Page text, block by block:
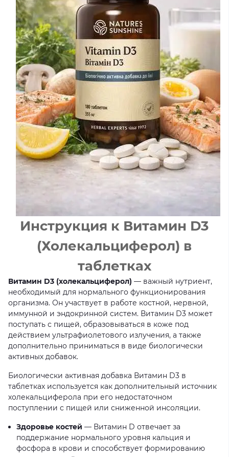
Инструкция к Витамин D3
(Холекальциферол) в
таблетках
Витамин D3 (холекальциферол) — важный нутриент,
необходимый для нормального функционирования
организма. Он участвует в работе костной, нервной,
иммунной и эндокринной систем. Витамин D3 может
поступать с пищей, образовываться в коже под
действием ультрафиолетового излучения, а также
дополнительно приниматься в виде биологически
активных добавок.
Биологически активная добавка Витамин D3 в
таблетках используется как дополнительный источник
холекальциферола при его недостаточном
поступлении с пищей или сниженной инсоляции.
Здоровье костей — Витамин D отвечает за
поддержание нормального уровня кальция и
фосфора в крови и способствует формированию